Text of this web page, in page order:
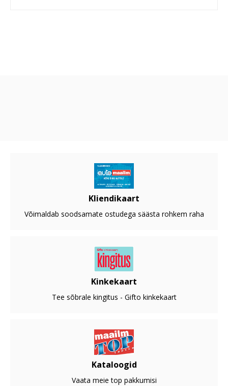
Kliendikaart
Võimaldab soodsamate ostudega säästa rohkem raha
Kinkekaart
Tee sõbrale kingitus - Gifto kinkekaart
Kataloogid
Vaata meie top pakkumisi